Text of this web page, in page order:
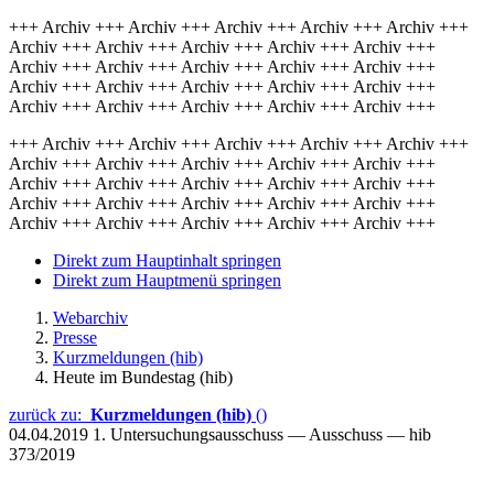
+++ Archiv +++ Archiv +++ Archiv +++ Archiv +++ Archiv +++
Archiv +++ Archiv +++ Archiv +++ Archiv +++ Archiv +++
Archiv +++ Archiv +++ Archiv +++ Archiv +++ Archiv +++
Archiv +++ Archiv +++ Archiv +++ Archiv +++ Archiv +++
Archiv +++ Archiv +++ Archiv +++ Archiv +++ Archiv +++
+++ Archiv +++ Archiv +++ Archiv +++ Archiv +++ Archiv +++
Archiv +++ Archiv +++ Archiv +++ Archiv +++ Archiv +++
Archiv +++ Archiv +++ Archiv +++ Archiv +++ Archiv +++
Archiv +++ Archiv +++ Archiv +++ Archiv +++ Archiv +++
Archiv +++ Archiv +++ Archiv +++ Archiv +++ Archiv +++
Direkt zum Hauptinhalt springen
Direkt zum Hauptmenü springen
Webarchiv
Presse
Kurzmeldungen (hib)
Heute im Bundestag (hib)
zurück zu: Kurzmeldungen (hib) ()
04.04.2019 1. Untersuchungsausschuss — Ausschuss — hib
373/2019